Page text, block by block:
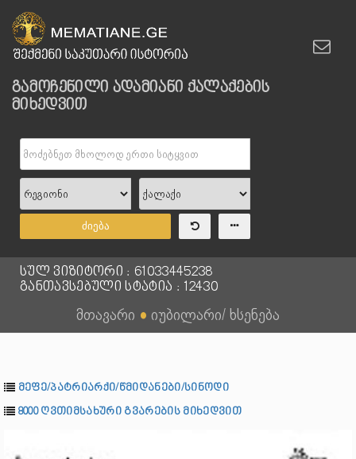
გამოჩენილი ადამიანი ქალაქების
მიხედვით
ძიება
სულ ვიზიტორი : 61033445238
განთავსებული სტატია : 12430
მთავარი ● იუბილარი/ ხსენება
მეფე/პატრიარქი/წმიდანები/სინოდი
8000 ღვთიმსახური გვარების მიხედვით